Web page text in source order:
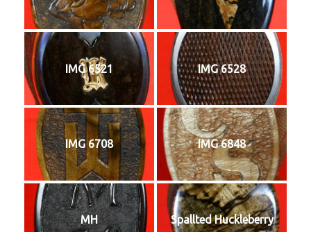
IMG 6521 IMG 6528
IMG 6708 IMG 6848
MH Spallted Huckleberry